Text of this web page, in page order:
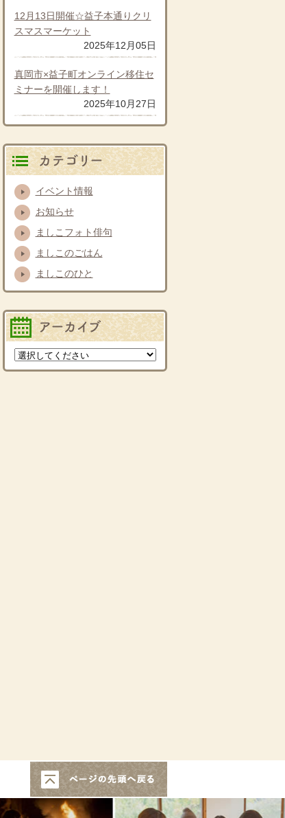
2025年12月05日
12月13日開催☆益子本通りクリ
スマスマーケット
2025年10月27日
真岡市×益子町オンライン移住セ
ミナーを開催します！
イベント情報
お知らせ
ましこフォト俳句
ましこのごはん
ましこのひと